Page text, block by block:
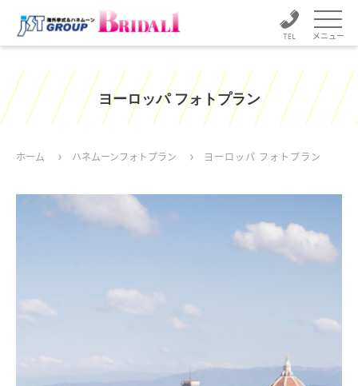
メニュー
ヨーロッパ フォトプラン
ホーム ハネムーンフォトプラン ヨーロッパ フォトプラン